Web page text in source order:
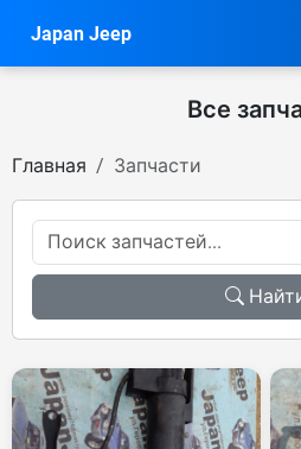
Japan Jeep
Все
Главная Запчасти